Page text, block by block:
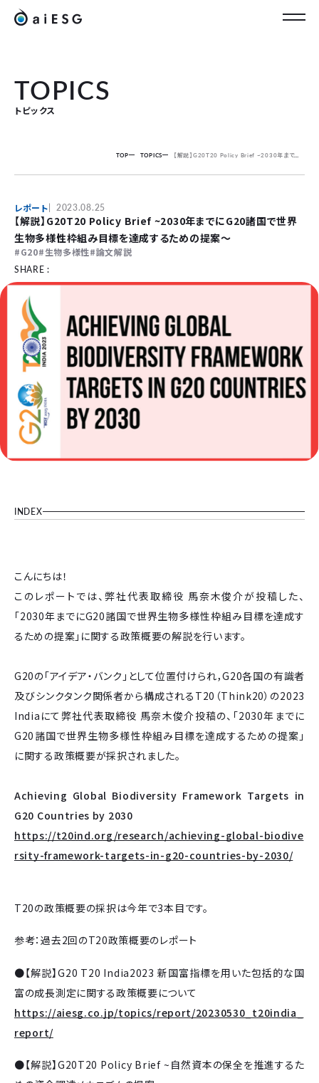
TOPICS
トピックス
TOP TOPICS 【解説】G20T20 Policy Brief ~2030年までにG20諸国で世界生物多様性枠組み目標を達成するための提案～
レポート 2023.08.25
【解説】G20T20 Policy Brief ~2030年までにG20諸国で世界
生物多様性枠組み目標を達成するための提案～
G20 生物多様性 論文解説
SHARE :
INDEX
こんにちは！
このレポートでは、弊社代表取締役 馬奈木俊介が投稿した、
「2030年までにG20諸国で世界生物多様性枠組み目標を達成す
るための提案」に関する政策概要の解説を行います。
G20の「アイデア・バンク」として位置付けられ，G20各国の有識者
及びシンクタンク関係者から構成されるT20（Think20）の2023
Indiaにて弊社代表取締役 馬奈木俊介投稿の、「2030年までに
G20諸国で世界生物多様性枠組み目標を達成するための提案」
に関する政策概要が採択されました。
Achieving Global Biodiversity Framework Targets in
G20 Countries by 2030
https://t20ind.org/research/achieving-global-biodive
rsity-framework-targets-in-g20-countries-by-2030/
T20の政策概要の採択は今年で3本目です。
参考：過去2回のT20政策概要のレポート
●【解説】G20 T20 India2023 新国富指標を用いた包括的な国
富の成長測定に関する政策概要について
https://aiesg.co.jp/topics/report/20230530_t20india_
report/
●【解説】G20T20 Policy Brief ~自然資本の保全を推進するた